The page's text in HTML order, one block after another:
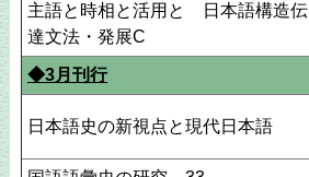
主語と時相と活用と 日本語構造伝
達文法・発展C
◆3月刊行
日本語史の新視点と現代日本語